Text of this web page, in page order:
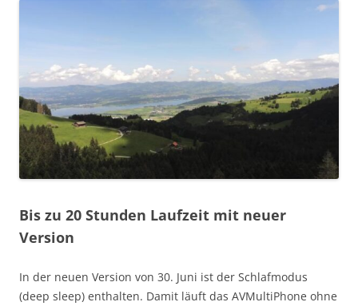
Bis zu 20 Stunden Laufzeit mit neuer
Version
In der neuen Version von 30. Juni ist der Schlafmodus
(deep sleep) enthalten. Damit läuft das AVMultiPhone ohne